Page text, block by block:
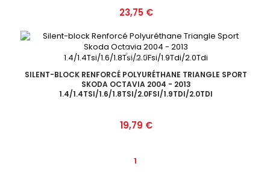
Prix
23,75 €
SILENT-BLOCK RENFORCÉ POLYURÉTHANE TRIANGLE SPORT
SKODA OCTAVIA 2004 - 2013
1.4/1.4TSI/1.6/1.8TSI/2.0FSI/1.9TDI/2.0TDI
Prix
19,79 €
1